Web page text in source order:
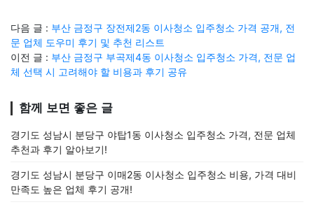
다음 글 : 부산 금정구 장전제2동 이사청소 입주청소 가격 공개, 전
문 업체 도우미 후기 및 추천 리스트
이전 글 : 부산 금정구 부곡제4동 이사청소 입주청소 가격, 전문 업
체 선택 시 고려해야 할 비용과 후기 공유
함께 보면 좋은 글
경기도 성남시 분당구 야탑1동 이사청소 입주청소 가격, 전문 업체
추천과 후기 알아보기!
경기도 성남시 분당구 이매2동 이사청소 입주청소 비용, 가격 대비
만족도 높은 업체 후기 공개!